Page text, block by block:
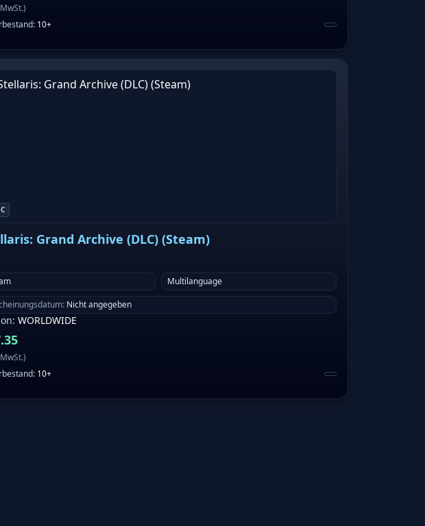
)
: 10+
Grand Archive (DLC) (Steam)
Multilanguage
: Nicht angegeben
: WORLDWIDE
)
: 10+